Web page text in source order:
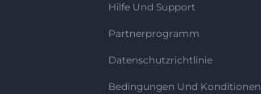
Hilfe Und Support
Partnerprogramm
Datenschutzrichtlinie
Bedingungen Und Konditionen